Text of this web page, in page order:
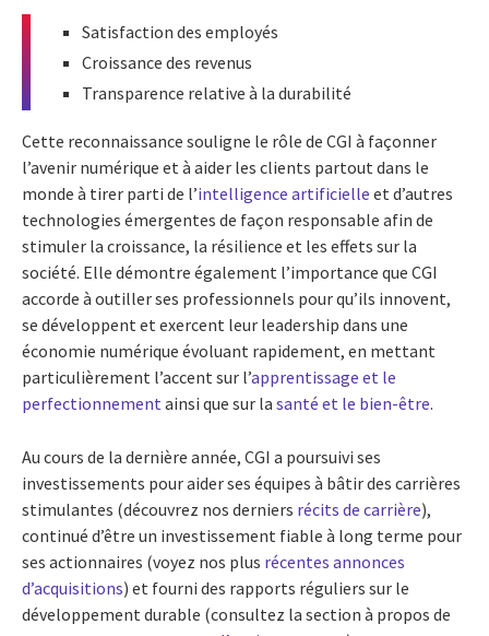
Satisfaction des employés
Croissance des revenus
Transparence relative à la durabilité
Cette reconnaissance souligne le rôle de CGI à façonner
l’avenir numérique et à aider les clients partout dans le
monde à tirer parti de l’intelligence artificielle et d’autres
technologies émergentes de façon responsable afin de
stimuler la croissance, la résilience et les effets sur la
société. Elle démontre également l’importance que CGI
accorde à outiller ses professionnels pour qu’ils innovent,
se développent et exercent leur leadership dans une
économie numérique évoluant rapidement, en mettant
particulièrement l’accent sur l’apprentissage et le
perfectionnement ainsi que sur la santé et le bien-être.
Au cours de la dernière année, CGI a poursuivi ses
investissements pour aider ses équipes à bâtir des carrières
stimulantes (découvrez nos derniers récits de carrière),
continué d’être un investissement fiable à long terme pour
ses actionnaires (voyez nos plus récentes annonces
d’acquisitions) et fourni des rapports réguliers sur le
développement durable (consultez la section à propos de